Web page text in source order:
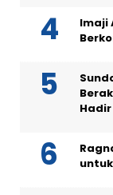
Imaji
Hadir